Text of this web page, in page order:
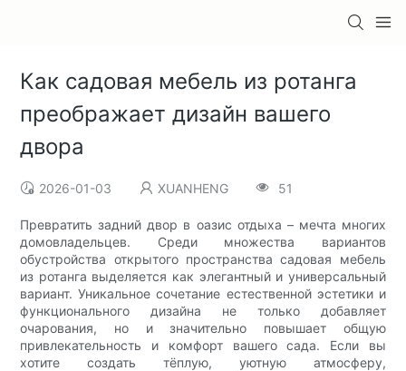
Как садовая мебель из ротанга
преображает дизайн вашего
двора
2026-01-03 XUANHENG 51
Превратить задний двор в оазис отдыха – мечта многих
домовладельцев. Среди множества вариантов
обустройства открытого пространства садовая мебель
из ротанга выделяется как элегантный и универсальный
вариант. Уникальное сочетание естественной эстетики и
функционального дизайна не только добавляет
очарования, но и значительно повышает общую
привлекательность и комфорт вашего сада. Если вы
хотите создать тёплую, уютную атмосферу,